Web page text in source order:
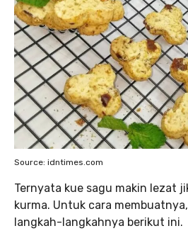
Source: idntimes.com
Ternyata kue sagu makin lezat
kurma. Untuk cara
langkah-langkahnya berikut ini.